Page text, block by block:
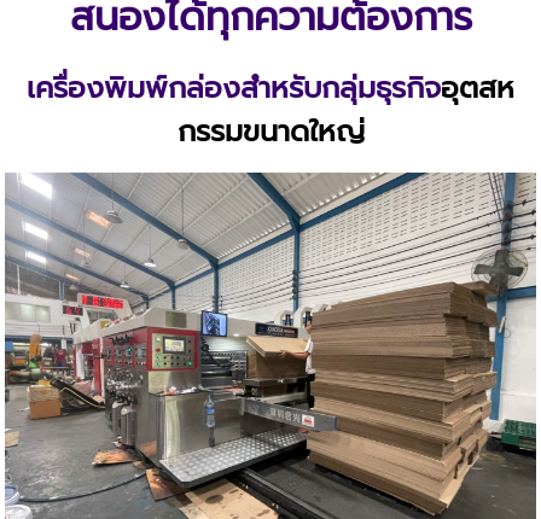
สนองได้ทุกความต้องการ
เครื่องพิมพ์กล่องสำหรับกลุ่มธุรกิจอุตสห
กรรมขนาดใหญ่